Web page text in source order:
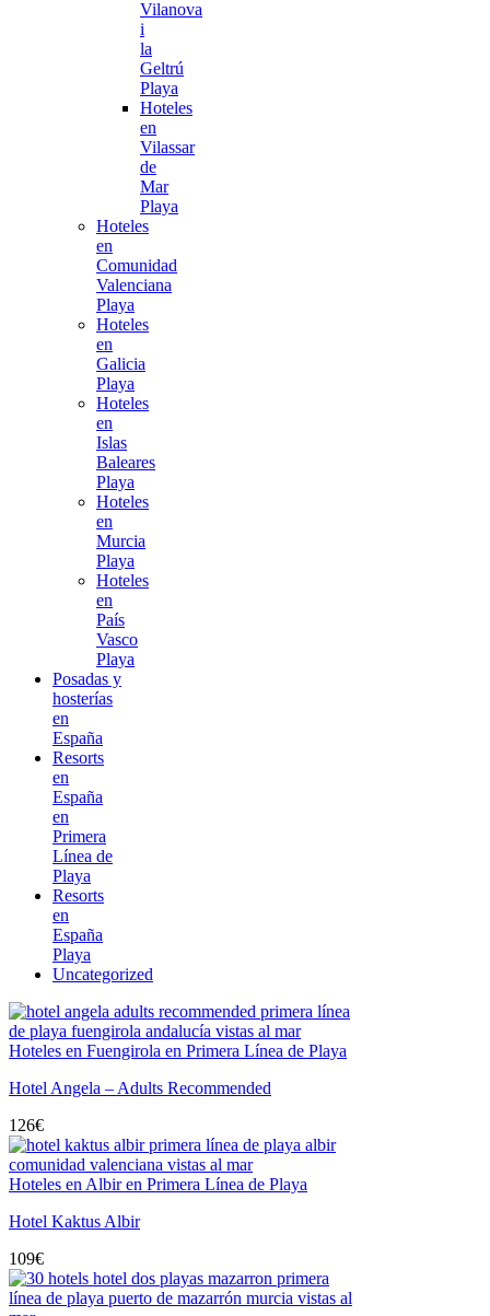
Vilanova
i
la
Geltrú
Playa
Hoteles
en
Vilassar
de
Mar
Playa
Hoteles
en
Comunidad
Valenciana
Playa
Hoteles
en
Galicia
Playa
Hoteles
en
Islas
Baleares
Playa
Hoteles
en
Murcia
Playa
Hoteles
en
País
Vasco
Playa
Posadas y
hosterías
en
España
Resorts
en
España
en
Primera
Línea de
Playa
Resorts
en
España
Playa
Uncategorized
Hoteles en Fuengirola en Primera Línea de Playa
Hotel Angela – Adults Recommended
126€
Hoteles en Albir en Primera Línea de Playa
Hotel Kaktus Albir
109€